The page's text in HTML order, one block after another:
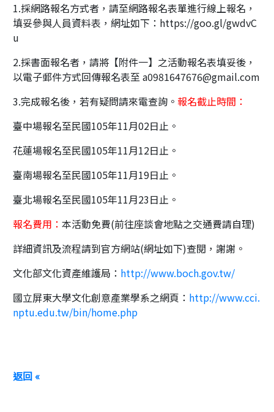
1.採網路報名方式者，請至網路報名表單進行線上報名，
填妥參與人員資料表，網址如下：https://goo.gl/gwdvC
u
2.採書面報名者，請將【附件一】之活動報名表填妥後，
以電子郵件方式回傳報名表至 a0981647676@gmail.com
3.完成報名後，若有疑問請來電查詢。 報名截止時間：
臺中場報名至民國105年11月02日止。
花蓮場報名至民國105年11月12日止。
臺南場報名至民國105年11月19日止。
臺北場報名至民國105年11月23日止。
報名費用： 本活動免費(前往座談會地點之交通費請自理)
詳細資訊及流程請到官方網站(網址如下)查閱，謝謝。
文化部文化資產維護局： http://www.boch.gov.tw/
國立屏東大學文化創意產業學系之網頁： http://www.cci.
nptu.edu.tw/bin/home.php
返回 «